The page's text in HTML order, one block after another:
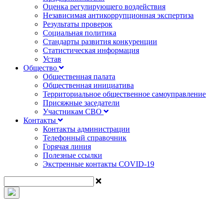
Оценка регулирующего воздействия
Независимая антикоррупционная экспертиза
Результаты проверок
Социальная политика
Стандарты развития конкуренции
Статистическая информация
Устав
Общество
Общественная палата
Общественная инициатива
Территориальное общественное самоуправление
Присяжные заседатели
Участникам СВО
Контакты
Контакты администрации
Телефонный справочник
Горячая линия
Полезные ссылки
Экстренные контакты COVID-19